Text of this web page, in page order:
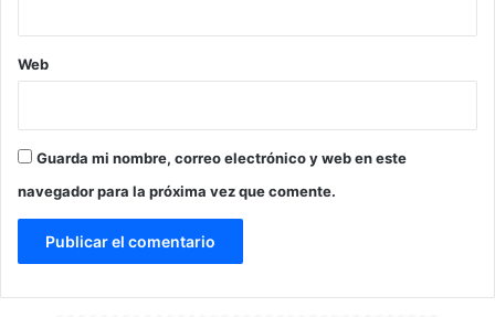
Web
Guarda mi nombre, correo electrónico y web en este
navegador para la próxima vez que comente.